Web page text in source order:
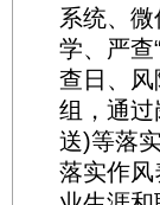
系统、
学、严查
查日、
组，通
送)等落
落实作风